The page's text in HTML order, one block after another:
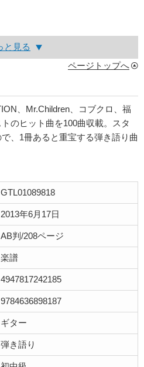
と見る
ページトップへ
、Mr.Children、コブクロ、福
のヒット曲を100曲収載。スタ
、1冊あると重宝する弾き語り曲
GTL01089818
2013年6月17日
AB判/208ページ
楽譜
4947817242185
9784636898187
ギター
弾き語り